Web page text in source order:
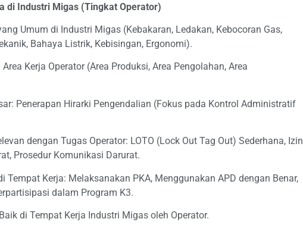
di Industri Migas (Tingkat Operator)
Umum di Industri Migas (Kebakaran, Ledakan, Kebocoran Gas,
Bahaya Listrik, Kebisingan, Ergonomi).
Kerja Operator (Area Produksi, Area Pengolahan, Area
Penerapan Hirarki Pengendalian (Fokus pada Kontrol Administratif
dengan Tugas Operator: LOTO (Lock Out Tag Out) Sederhana, Izin
Prosedur Komunikasi Darurat.
Tempat Kerja: Melaksanakan PKA, Menggunakan APD dengan Benar,
dalam Program K3.
di Tempat Kerja Industri Migas oleh Operator.